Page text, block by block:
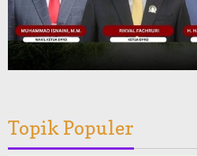
Topik Populer